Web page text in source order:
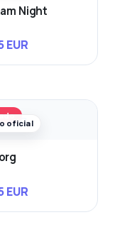
Night
EUR
oficial
EUR